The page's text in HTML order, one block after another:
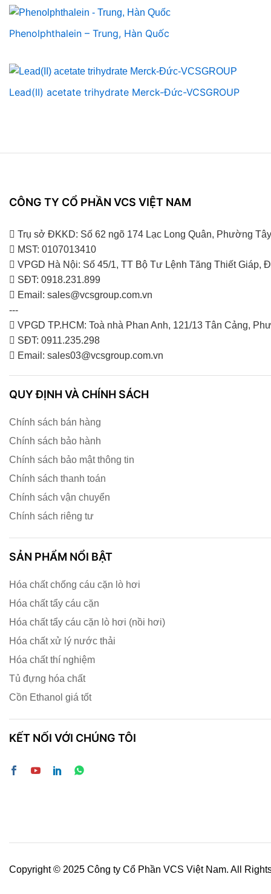
Phenolphthalein – Trung, Hàn Quốc
Lead(II) acetate trihydrate Merck-Đức-VCSGROUP
CÔNG TY CỔ PHẦN VCS VIỆT NAM
Trụ sở ĐKKD: Số 62 ngõ 174 Lạc Long Quân, Phường
MST: 0107013410
VPGD Hà Nội: Số 45/1, TT Bộ Tư Lệnh Tăng Thiết
SĐT: 0918.231.899
Email: sales@vcsgroup.com.vn
---
VPGD TP.HCM: Toà nhà Phan Anh, 121/13 Tân Cảng,
SĐT: 0911.235.298
Email: sales03@vcsgroup.com.vn
QUY ĐỊNH VÀ CHÍNH SÁCH
Chính sách bán hàng
Chính sách bảo hành
Chính sách bảo mật thông tin
Chính sách thanh toán
Chính sách vận chuyển
Chính sách riêng tư
SẢN PHẨM NỔI BẬT
Hóa chất chống cáu cặn lò hơi
Hóa chất tẩy cáu cặn
Hóa chất tẩy cáu cặn lò hơi (nồi hơi)
Hóa chất xử lý nước thải
Hóa chất thí nghiệm
Tủ đựng hóa chất
Cồn Ethanol giá tốt
KẾT NỐI VỚI CHÚNG TÔI
Copyright © 2025 Công ty Cổ Phần VCS Việt Nam. All